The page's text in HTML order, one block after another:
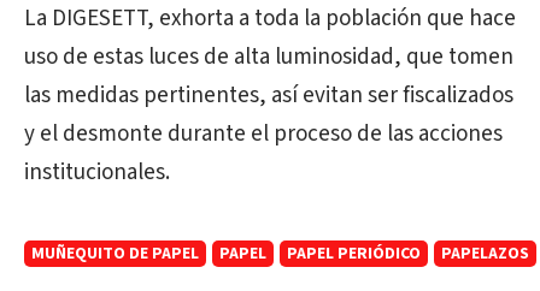
La DIGESETT, exhorta a toda la población que hace
uso de estas luces de alta luminosidad, que tomen
las medidas pertinentes, así evitan ser fiscalizados
y el desmonte durante el proceso de las acciones
institucionales.
MUÑEQUITO DE PAPEL PAPEL PAPEL PERIÓDICO PAPELAZOS